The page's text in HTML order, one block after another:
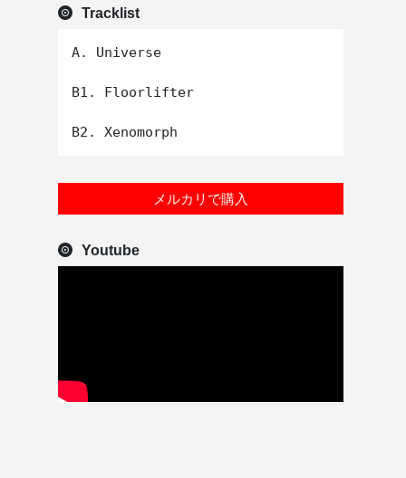
Tracklist
A. Universe
B1. Floorlifter
メルカリで購入
Youtube